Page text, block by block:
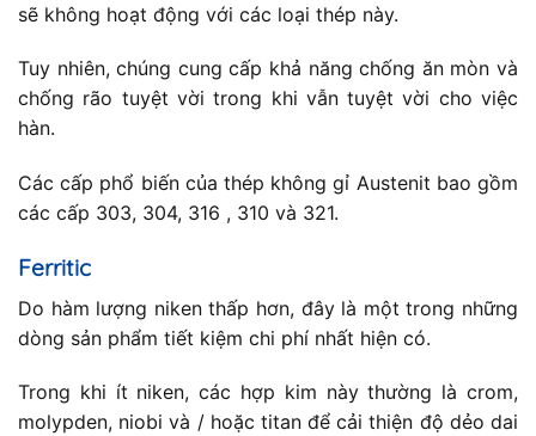
sẽ không hoạt động với các loại thép này.
Tuy nhiên, chúng cung cấp khả năng chống ăn mòn và
chống rão tuyệt vời trong khi vẫn tuyệt vời cho việc
hàn.
Các cấp phổ biến của thép không gỉ Austenit bao gồm
các cấp 303, 304, 316 , 310 và 321.
Ferritic
Do hàm lượng niken thấp hơn, đây là một trong những
dòng sản phẩm tiết kiệm chi phí nhất hiện có.
Trong khi ít niken, các hợp kim này thường là crom,
molypden, niobi và / hoặc titan để cải thiện độ dẻo dai